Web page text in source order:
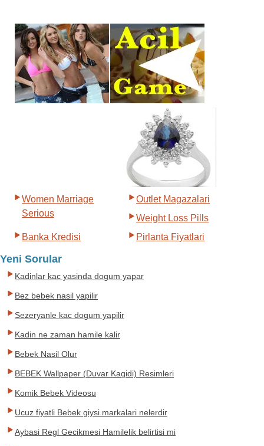
Women Marriage
Serious
Outlet Magazalari
Weight Loss Pills
Banka Kredisi
Pirlanta Fiyatlari
Yeni Sorular
Kadinlar kac yasinda dogum yapar
Bez bebek nasil yapilir
Sezeryanle kac dogum yapilir
Kadin ne zaman hamile kalir
Bebek Nasil Olur
BEBEK Wallpaper (Duvar Kagidi) Resimleri
Komik Bebek Videosu
Ucuz fiyatli Bebek giysi markalari nelerdir
Aybasi Regl Gecikmesi Hamilelik belirtisi mi